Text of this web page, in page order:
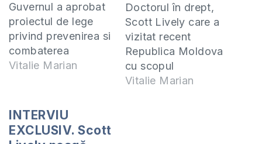
Guvernul a aprobat
proiectul de lege
privind prevenirea si
combaterea
discriminarii, care
la adresa instituţiei
familiei şi a
moralităţii publice
Vitalie Marian
Doctorul în drept,
Scott Lively care a
vizitat recent
Republica Moldova
cu scopul
prezentării
Vitalie Marian
INTERVIU
EXCLUSIV. Scott